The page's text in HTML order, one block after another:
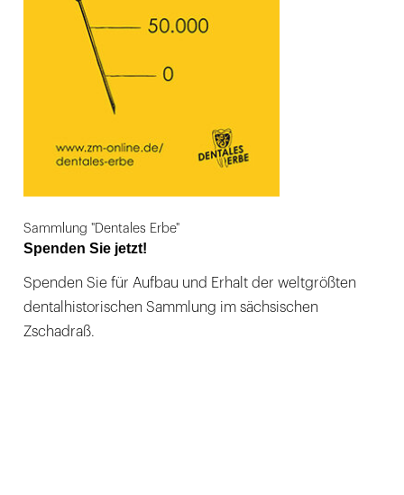
Sammlung "Dentales Erbe"
Spenden Sie jetzt!
Spenden Sie für Aufbau und Erhalt der weltgrößten
dentalhistorischen Sammlung im sächsischen
Zschadraß.